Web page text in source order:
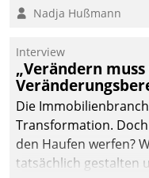
Mieterbefragungen –
starke Grundlage für
intelligente,
datengestützte
Entscheidungen.
Nadja Hußmann
Interview
„Verändern
Die
Transformation.
den Haufen werfen?
tatsächlich gestalten